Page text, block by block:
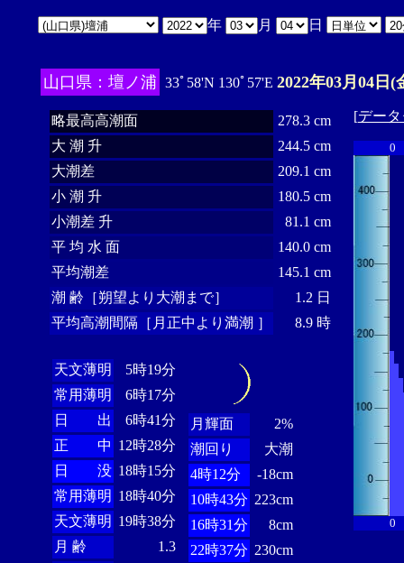
年 月 日
山口県：壇ノ浦 33ﾟ58'N 130ﾟ57'E 2022年03月04日(
略最高高潮面
278.3 cm
大 潮 升
244.5 cm
大潮差
209.1 cm
小 潮 升
180.5 cm
小潮差 升
81.1 cm
平 均 水 面
140.0 cm
平均潮差
145.1 cm
潮 齢［朔望より大潮まで］
1.2 日
平均高潮間隔［月正中より満潮 ］
8.9 時
天文薄明
5時19分
常用薄明
6時17分
日 出
6時41分
正 中 12時28分
日 没 18時15分
常用薄明 18時40分
天文薄明 19時38分
月 齢
1.3
月輝面
2%
潮回り
大潮
4時12分
-18cm
10時43分 223cm
16時31分
8cm
22時37分 230cm
[デー
0
0